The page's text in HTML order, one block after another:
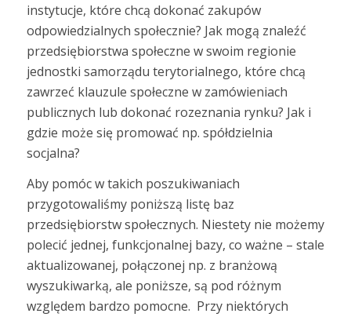
instytucje, które chcą dokonać zakupów
odpowiedzialnych społecznie? Jak mogą znaleźć
przedsiębiorstwa społeczne w swoim regionie
jednostki samorządu terytorialnego, które chcą
zawrzeć klauzule społeczne w zamówieniach
publicznych lub dokonać rozeznania rynku? Jak i
gdzie może się promować np. spółdzielnia
socjalna?
Aby pomóc w takich poszukiwaniach
przygotowaliśmy poniższą listę baz
przedsiębiorstw społecznych. Niestety nie możemy
polecić jednej, funkcjonalnej bazy, co ważne – stale
aktualizowanej, połączonej np. z branżową
wyszukiwarką, ale poniższe, są pod różnym
względem bardzo pomocne. Przy niektórych